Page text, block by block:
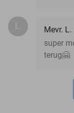
L.
Mevr.
super
terug🤗